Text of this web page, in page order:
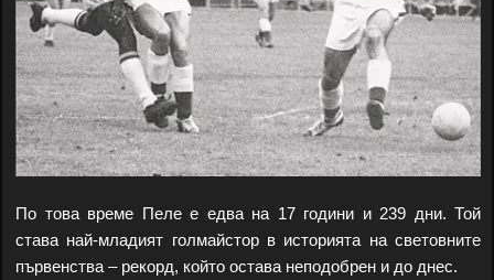
По това време Пеле е едва на 17 години и 239 дни. Той
става най-младият голмайстор в историята на световните
първенства – рекорд, който остава неподобрен и до днес.